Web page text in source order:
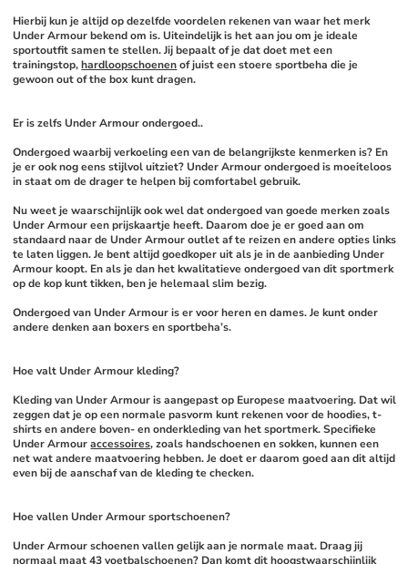
Hierbij kun je altijd op dezelfde voordelen rekenen van waar het merk
Under Armour bekend om is. Uiteindelijk is het aan jou om je ideale
sportoutfit samen te stellen. Jij bepaalt of je dat doet met een
trainingstop, hardloopschoenen of juist een stoere sportbeha die je
gewoon out of the box kunt dragen.
Er is zelfs Under Armour ondergoed..
Ondergoed waarbij verkoeling een van de belangrijkste kenmerken is? En
je er ook nog eens stijlvol uitziet? Under Armour ondergoed is moeiteloos
in staat om de drager te helpen bij comfortabel gebruik.
Nu weet je waarschijnlijk ook wel dat ondergoed van goede merken zoals
Under Armour een prijskaartje heeft. Daarom doe je er goed aan om
standaard naar de Under Armour outlet af te reizen en andere opties links
te laten liggen. Je bent altijd goedkoper uit als je in de aanbieding Under
Armour koopt. En als je dan het kwalitatieve ondergoed van dit sportmerk
op de kop kunt tikken, ben je helemaal slim bezig.
Ondergoed van Under Armour is er voor heren en dames. Je kunt onder
andere denken aan boxers en sportbeha’s.
Hoe valt Under Armour kleding?
Kleding van Under Armour is aangepast op Europese maatvoering. Dat wil
zeggen dat je op een normale pasvorm kunt rekenen voor de hoodies, t-
shirts en andere boven- en onderkleding van het sportmerk. Specifieke
Under Armour accessoires, zoals handschoenen en sokken, kunnen een
net wat andere maatvoering hebben. Je doet er daarom goed aan dit altijd
even bij de aanschaf van de kleding te checken.
Hoe vallen Under Armour sportschoenen?
Under Armour schoenen vallen gelijk aan je normale maat. Draag jij
normaal maat 43 voetbalschoenen? Dan komt dit hoogstwaarschijnlijk